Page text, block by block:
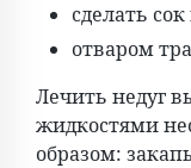
сделать
отваром
Лечить недуг
жидкостями
образом: